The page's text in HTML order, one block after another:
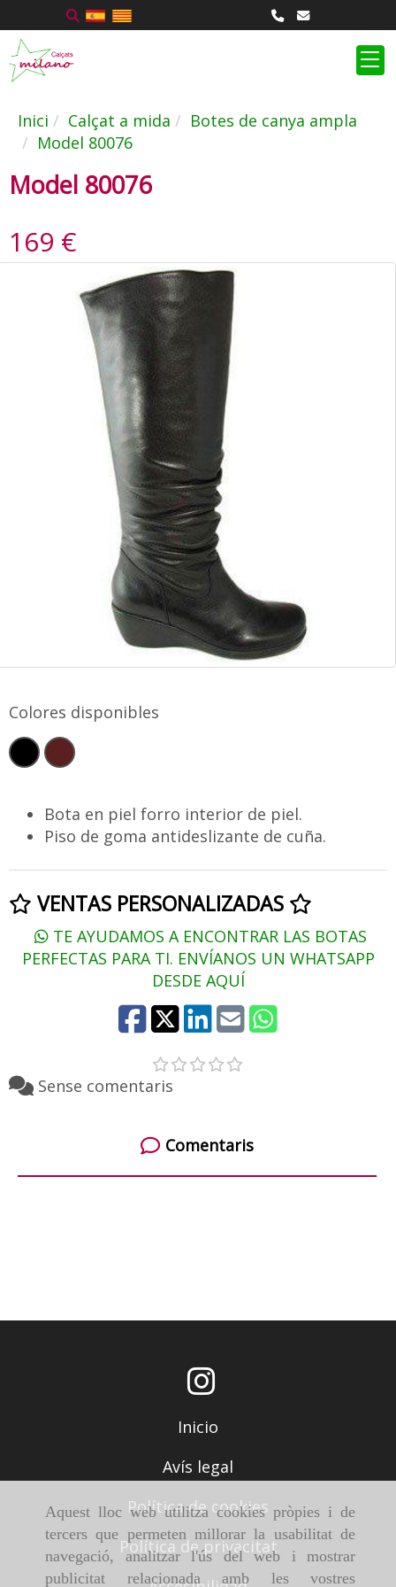
Aquest lloc web utilitza cookies pròpies i de
tercers que permeten millorar la usabilitat de
navegació, analitzar l'ús del web i mostrar
publicitat relacionada amb les vostres
Inici Calçat a mida
Botes de canya ampla
Model 80076
Model 80076
169 €
Colores disponibles
Bota en piel forro interior de piel.
Piso de goma antideslizante de cuña.
VENTAS PERSONALIZADAS
TE AYUDAMOS A ENCONTRAR LAS BOTAS
PERFECTAS PARA TI. ENVÍANOS UN WHATSAPP
DESDE AQUÍ
Sense comentaris
Comentaris
Inicio
Avís legal
Política de cookies
Política de privacitat